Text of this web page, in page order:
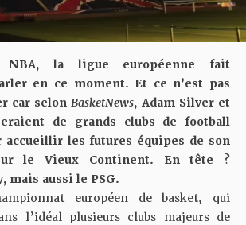
la ligue européenne fait
en ce moment. Et ce n’est pas
car selonBasketNews, Adam Silver et
de grands clubs de football
accueillir les futures équipes de son
le Vieux Continent. En tête ?
mais aussi le PSG.
européen de basket, qui
l’idéal plusieurs clubs majeurs de